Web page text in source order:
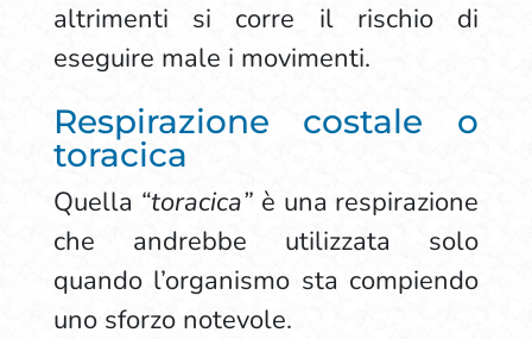
altrimenti si corre il rischio di
eseguire male i movimenti.
Respirazione costale o
toracica
Quella “toracica” è una respirazione
che andrebbe utilizzata solo
quando l’organismo sta compiendo
uno sforzo notevole.